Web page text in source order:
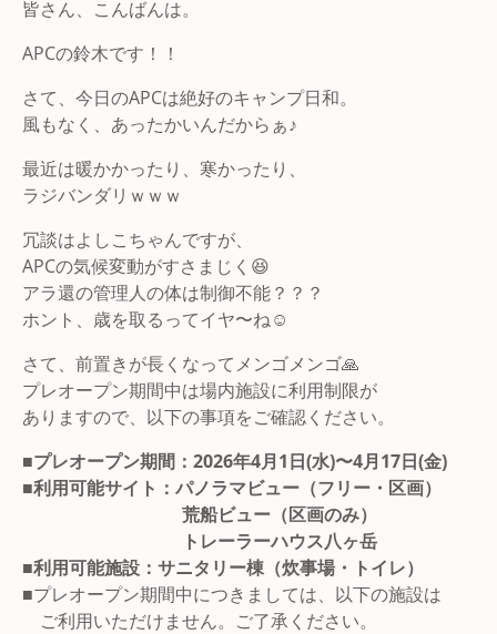
皆さん、こんばんは。
APCの鈴木です！！
さて、今日のAPCは絶好のキャンプ日和。
風もなく、あったかいんだからぁ♪
最近は暖かかったり、寒かったり、
ラジバンダリｗｗｗ
冗談はよしこちゃんですが、
APCの気候変動がすさまじく😆
アラ還の管理人の体は制御不能？？？
ホント、歳を取るってイヤ〜ね☺️
さて、前置きが長くなってメンゴメンゴ🙏
プレオープン期間中は場内施設に利用制限が
ありますので、以下の事項をご確認ください。
■プレオープン期間：2026年4月1日(水)〜4月17日(金)
■利用可能サイト：パノラマビュー（フリー・区画）
荒船ビュー（区画のみ）
トレーラーハウス八ヶ岳
■利用可能施設：サニタリー棟（炊事場・トイレ）
■プレオープン期間中につきましては、以下の施設は
ご利用いただけません。ご了承ください。